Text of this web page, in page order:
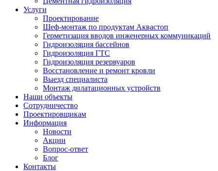
Услуги
Проектирование
Шеф-монтаж по продуктам Аквастоп
Герметизация вводов инженерных коммуникаций
Гидроизоляция бассейнов
Гидроизоляция ГТС
Гидроизоляция резервуаров
Восстановление и ремонт кровли
Выезд специалиста
Монтаж дилатационных устройств
Наши объекты
Сотрудничество
Проектировщикам
Информация
Новости
Акции
Вопрос-ответ
Блог
Контакты